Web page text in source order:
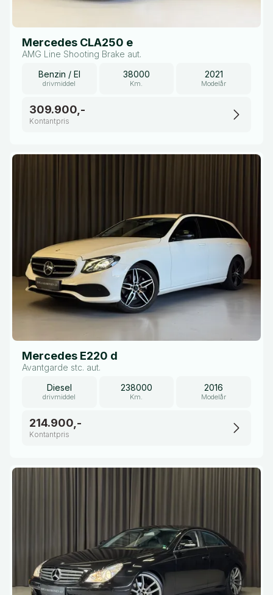
Mercedes CLA250 e
AMG Line Shooting Brake aut.
Benzin / El
drivmiddel
38000
Km.
2021
Modelår
309.900,-
Kontantpris
Mercedes E220 d
Avantgarde stc. aut.
Diesel
drivmiddel
238000
Km.
2016
Modelår
214.900,-
Kontantpris